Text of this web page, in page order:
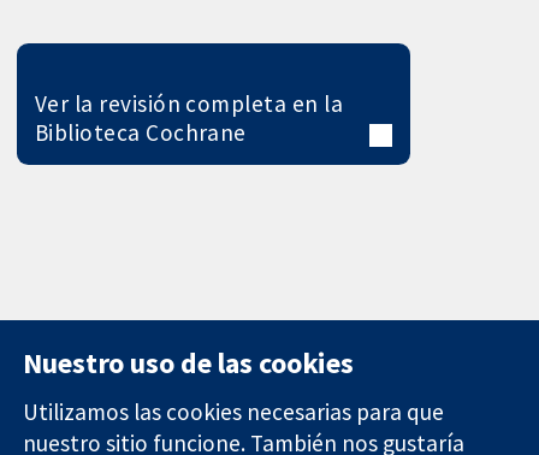
Ver la revisión completa en la
Biblioteca Cochrane
Nuestro uso de las cookies
Utilizamos las cookies necesarias para que
nuestro sitio funcione. También nos gustaría